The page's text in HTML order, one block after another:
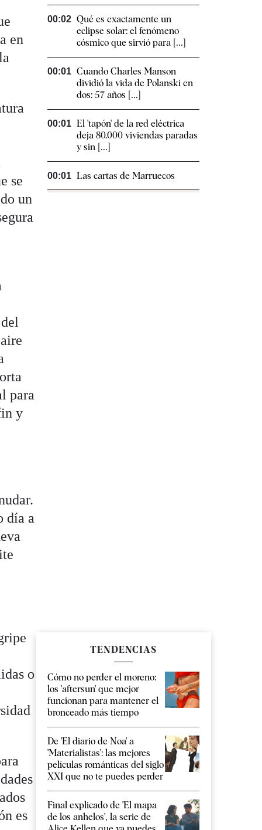
en
se
un
para
y
día a
o
es
00:02 Qué es exactamente un
eclipse solar: el fenómeno
cósmico que sirvió para [...]
00:01 Cuando Charles Manson
dividió la vida de Polanski en
dos: 57 años [...]
00:01 El 'tapón' de la red eléctrica
deja 80.000 viviendas paradas
y sin [...]
00:01 Las cartas de Marruecos
TENDENCIAS
Cómo no perder el moreno:
los 'aftersun' que mejor
funcionan para mantener el
bronceado más tiempo
De 'El diario de Noa' a
'Materialistas': las mejores
películas románticas del siglo
XXI que no te puedes perder
Final explicado de 'El mapa
de los anhelos', la serie de